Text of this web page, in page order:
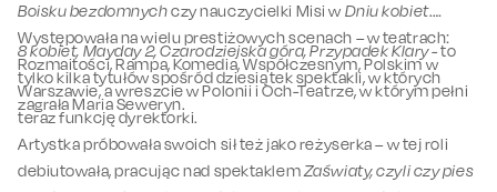
Boisku bezdomnychczy nauczycielki Misi w Dniu kobiet.
Występowała na wielu prestiżowych scenach – w teatrach:
Rozmaitości, Rampa, Komedia, Współczesnym, Polskim w
Warszawie, a wreszcie w Polonii i Och-Teatrze, w którym pełni
teraz funkcję dyrektorki.
8 kobiet, Mayday 2, Czarodziejska góra, Przypadek Klary- to
tylko kilka tytułów spośród dziesiątek spektakli, w których
zagrała Maria Seweryn.
Artystka próbowała swoich sił też jako reżyserka – w tej roli
debiutowała, pracując nad spektaklemZaświaty, czyli czy pies